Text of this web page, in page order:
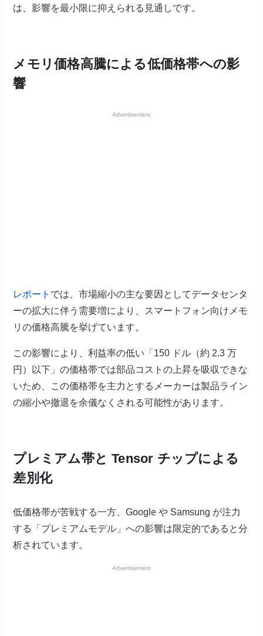
は、影響を最小限に抑えられる見通しです。
メモリ価格高騰による低価格帯への影
響
Advertisement
レポート では、市場縮小の主な要因としてデータセンタ
ーの拡大に伴う需要増により、スマートフォン向けメモ
リの価格高騰を挙げています。
この影響により、利益率の低い「150 ドル（約 2.3 万
円）以下」の価格帯では部品コストの上昇を吸収できな
いため、この価格帯を主力とするメーカーは製品ライン
の縮小や撤退を余儀なくされる可能性があります。
プレミアム帯と Tensor チップによる
差別化
低価格帯が苦戦する一方、Google や Samsung が注力
する「プレミアムモデル」への影響は限定的であると分
析されています。
Advertisement